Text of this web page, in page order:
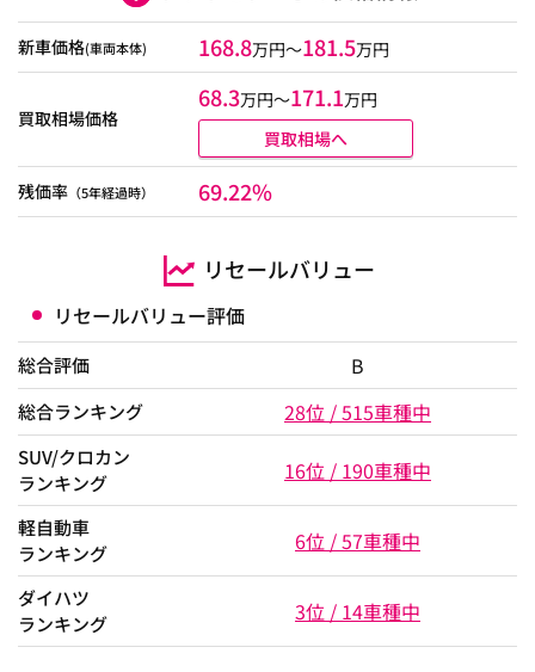
新車価格(車両本体) 168.8万円～181.5万円
買取相場価格
68.3万円〜171.1万円
買取相場へ
残価率 （5年経過時） 69.22%
リセールバリュー
リセールバリュー評価
総合評価 B
総合ランキング 28位 / 515車種中
SUV/クロカン
ランキング
16位 / 190車種中
軽自動車
ランキング
6位 / 57車種中
ダイハツ
ランキング
3位 / 14車種中